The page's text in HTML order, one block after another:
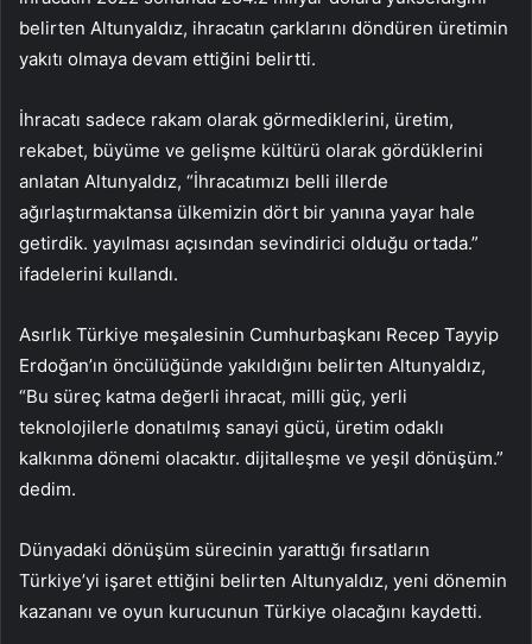
belirten Altunyaldız, ihracatın çarklarını döndüren üretimin
yakıtı olmaya devam ettiğini belirtti.
İhracatı sadece rakam olarak görmediklerini, üretim,
rekabet, büyüme ve gelişme kültürü olarak gördüklerini
anlatan Altunyaldız, “İhracatımızı belli illerde
ağırlaştırmaktansa ülkemizin dört bir yanına yayar hale
getirdik. yayılması açısından sevindirici olduğu ortada.”
ifadelerini kullandı.
Asırlık Türkiye meşalesinin Cumhurbaşkanı Recep Tayyip
Erdoğan’ın öncülüğünde yakıldığını belirten Altunyaldız,
“Bu süreç katma değerli ihracat, milli güç, yerli
teknolojilerle donatılmış sanayi gücü, üretim odaklı
kalkınma dönemi olacaktır. dijitalleşme ve yeşil dönüşüm.”
dedim.
Dünyadaki dönüşüm sürecinin yarattığı fırsatların
Türkiye’yi işaret ettiğini belirten Altunyaldız, yeni dönemin
kazananı ve oyun kurucunun Türkiye olacağını kaydetti.